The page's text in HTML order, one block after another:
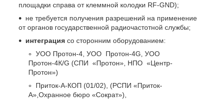
площадки справа от клеммной колодки RF-GND);
не требуется получения разрешений на применение
от органов государственной радиочастотной службы;
интеграция со сторонним оборудованием:
УОО Протон-4, УОО Протон-4G, УОО
Протон-4К/G (СПИ «Протон», НПО «Центр-
Протон»)
Приток-А-КОП (01/02), (РСПИ «Приток-
А»,Охранное бюро «Сократ»),